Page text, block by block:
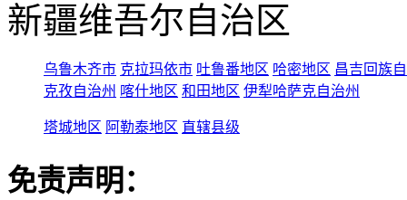
新疆维吾尔自治区
乌鲁木齐市 克拉玛依市 吐鲁番地区 哈密地区 昌吉回族
克孜自治州 喀什地区 和田地区 伊犁哈萨克自治州
塔城地区 阿勒泰地区 直辖县级
免责声明：